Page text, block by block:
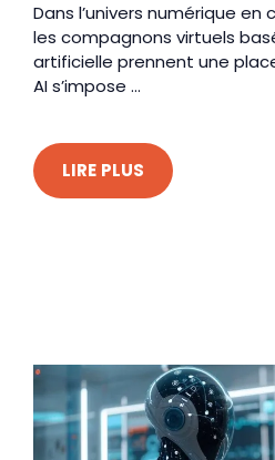
Dans l’univers numérique
les compagnons virtuels
artificielle prennent une
AI s’impose ...
LIRE PLUS